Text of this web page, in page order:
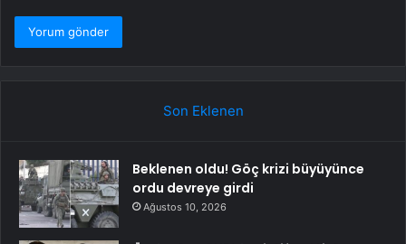
Son Eklenen
Beklenen oldu! Göç krizi büyüyünce
ordu devreye girdi
Ağustos 10, 2026